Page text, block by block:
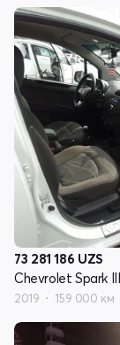
73 281 186 UZS
2019 159 000 км